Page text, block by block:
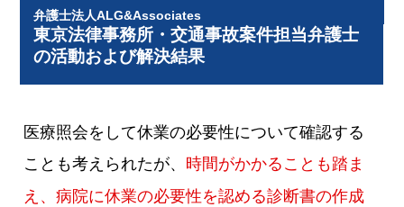
弁護士法人ALG&Associates
東京法律事務所・交通事故案件担当弁護士
の活動および解決結果
医療照会をして休業の必要性について確認する
ことも考えられたが、 時間がかかることも踏ま
え、病院に休業の必要性を認める診断書の作成